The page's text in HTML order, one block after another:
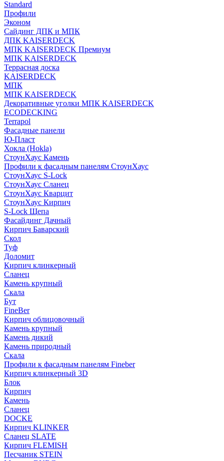
Standard
Профили
Эконом
Сайдинг ДПК и МПК
ДПК KAISERDECK
МПК KAISERDECK Премиум
МПК KAISERDECK
Террасная доска
KAISERDECK
МПК
МПК KAISERDECK
Декоративные уголки МПК KAISERDECK
ECODECKING
Terrapol
Фасадные панели
Ю-Пласт
Хокла (Hokla)
СтоунХаус Камень
Профили к фасадным панелям СтоунХаус
СтоунХаус S-Lock
СтоунХаус Сланец
СтоунХаус Кварцит
СтоунХаус Кирпич
S-Lock Щепа
Фасайдинг Дачный
Кирпич Баварский
Скол
Туф
Доломит
Кирпич клинкерный
Сланец
Камень крупный
Скала
Бут
FineBer
Кирпич облицовочный
Камень крупный
Камень дикий
Камень природный
Скала
Профили к фасадным панелям Fineber
Кирпич клинкерный 3D
Блок
Кирпич
Камень
Сланец
DOCKE
Кирпич KLINKER
Сланец SLATE
Кирпич FLEMISH
Пес­ча­ник STEIN